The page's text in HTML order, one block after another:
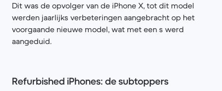
Dit was de opvolger van de iPhone X, tot dit model
werden jaarlijks verbeteringen aangebracht op het
voorgaande nieuwe model, wat met een s werd
aangeduid.
Refurbished iPhones: de subtoppers